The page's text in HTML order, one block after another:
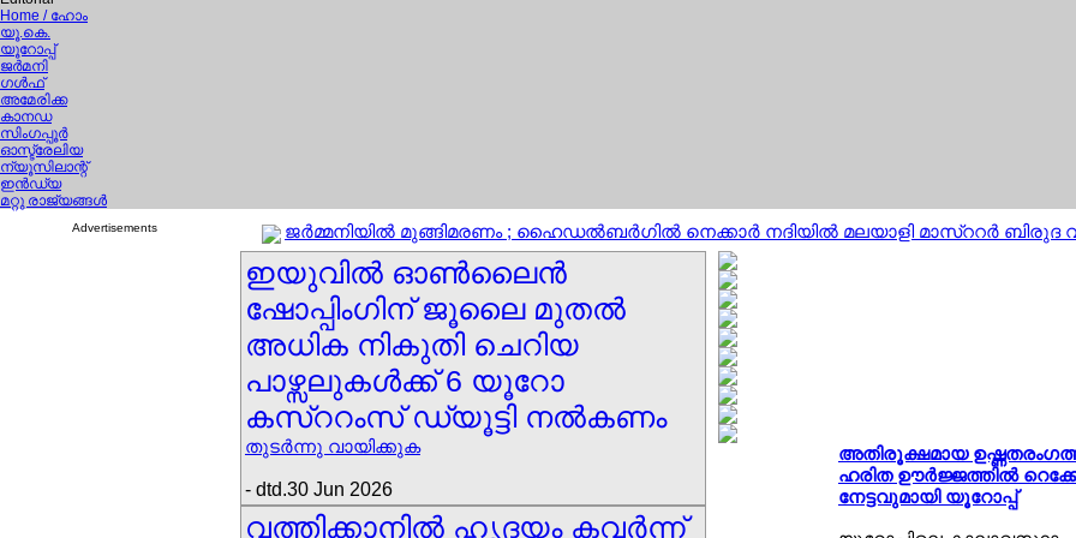
Home / ഹോം
യൂ.കെ.
യൂറോപ്പ്
ജര്‍മനി
ഗള്‍ഫ്
അമേരിക്ക
കാനഡ
സിംഗപ്പൂര്‍
ഓസ്ട്രേലിയ
ന്യൂസിലാന്റ്
ഇന്‍ഡ്യ
മറ്റു രാജ്യങ്ങള്‍
Advertisements ജര്‍മ്മനിയില്‍ മുങ്ങിമരണം ; ഹൈഡല്‍ബര്‍ഗില്‍ നെക്കാര്‍ നദിയില്‍ മലയാളി മാസ്ററര്‍ ബിരുദ
ഇയുവില്‍ ഓണ്‍ലൈന്‍
ഷോപ്പിംഗിന് ജൂലൈ മുതല്‍
അധിക നികുതി ചെറിയ
പാഴ്സലുകള്‍ക്ക് 6 യൂറോ
കസ്ററംസ് ഡ്യൂട്ടി നല്‍കണം
തുടര്‍ന്നു വായിക്കുക
- dtd.30 Jun 2026
വത്തിക്കാനില്‍ ഹൃദയം കവര്‍ന്ന്
അതിരൂക്ഷമായ
ഹരിത ഊര്‍ജ്ജത്തില്‍
നേട്ടവുമായി യൂറോപ്പ്